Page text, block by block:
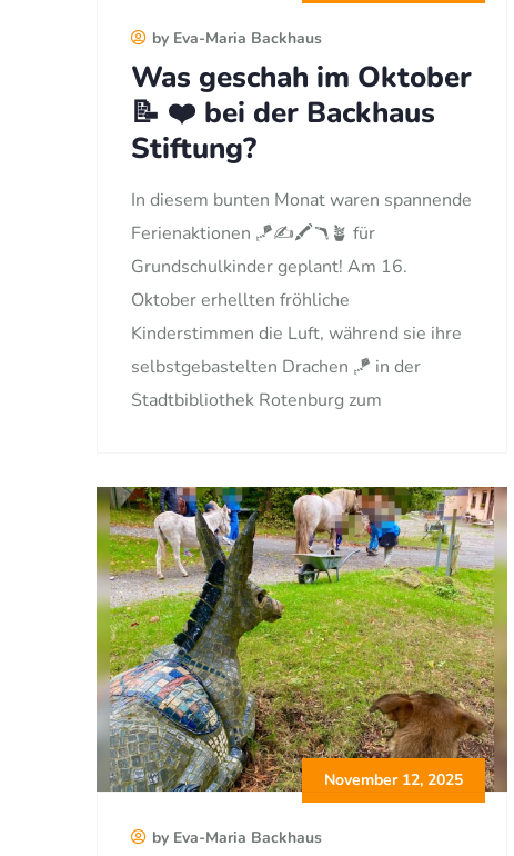
by Eva-Maria Backhaus
Was geschah im Oktober
📝 ❤️ bei der Backhaus
Stiftung?
In diesem bunten Monat waren spannende
Ferienaktionen 🪁✍️🖍️🪃🪴 für
Grundschulkinder geplant! Am 16.
Oktober erhellten fröhliche
Kinderstimmen die Luft, während sie ihre
selbstgebastelten Drachen 🪁 in der
Stadtbibliothek Rotenburg zum
November 12, 2025
by Eva-Maria Backhaus